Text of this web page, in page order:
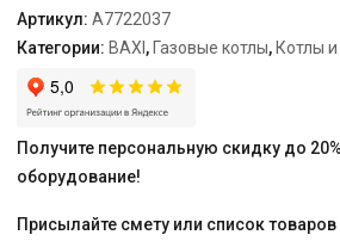
Артикул: A7722037
Категории: BAXI , Газовые котлы, Котлы
Получите персональную скидку до
оборудование!
Присылайте смету или список